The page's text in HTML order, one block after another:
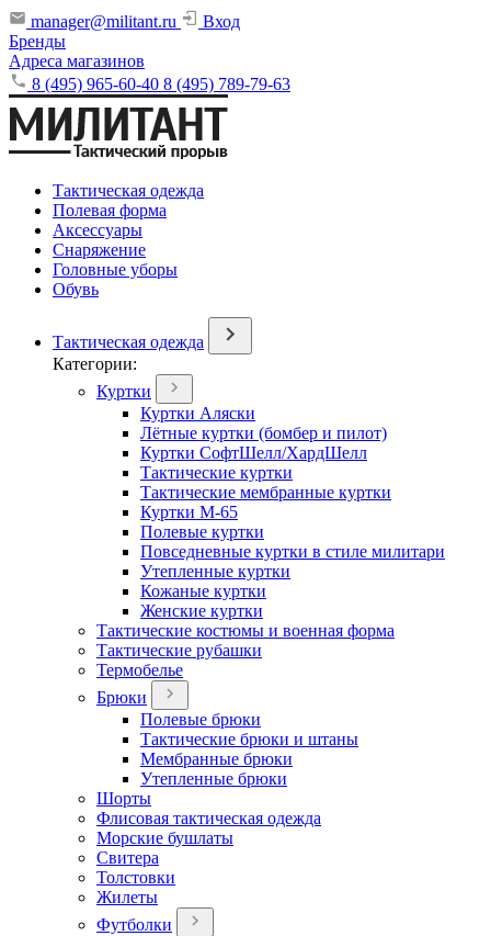
manager@militant.ru
Вход
Бренды
Адреса магазинов
8 (495) 965-60-40 8 (495) 789-79-63
Тактическая одежда
Полевая форма
Аксессуары
Снаряжение
Головные уборы
Обувь
Тактическая одежда
Категории:
Куртки
Куртки Аляски
Лётные куртки (бомбер и пилот)
Куртки СофтШелл/ХардШелл
Тактические куртки
Тактические мембранные куртки
Куртки М-65
Полевые куртки
Повседневные куртки в стиле милитари
Утепленные куртки
Кожаные куртки
Женские куртки
Тактические костюмы и военная форма
Тактические рубашки
Термобелье
Брюки
Полевые брюки
Тактические брюки и штаны
Мембранные брюки
Утепленные брюки
Шорты
Флисовая тактическая одежда
Морские бушлаты
Свитера
Толстовки
Жилеты
Футболки